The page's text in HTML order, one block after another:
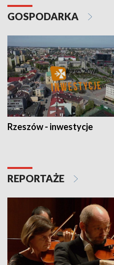
GOSPODARKA
Rzeszów - inwestycje
REPORTAŻE